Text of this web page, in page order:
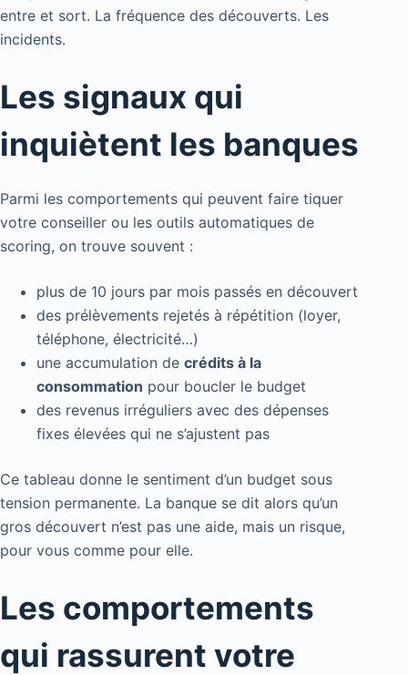
entre et sort. La fréquence des découverts. Les
incidents.
Les signaux qui
inquiètent les banques
Parmi les comportements qui peuvent faire tiquer
votre conseiller ou les outils automatiques de
scoring, on trouve souvent :
plus de 10 jours par mois passés en découvert
des prélèvements rejetés à répétition (loyer,
téléphone, électricité…)
une accumulation de crédits à la
consommation pour boucler le budget
des revenus irréguliers avec des dépenses
fixes élevées qui ne s’ajustent pas
Ce tableau donne le sentiment d’un budget sous
tension permanente. La banque se dit alors qu’un
gros découvert n’est pas une aide, mais un risque,
pour vous comme pour elle.
Les comportements
qui rassurent votre